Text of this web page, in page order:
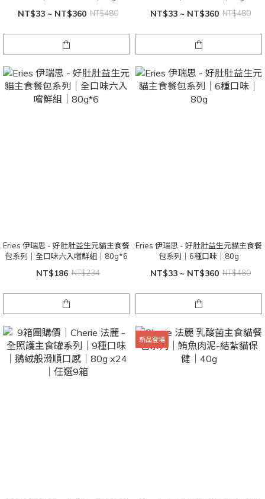
NT$33 ~ NT$360 NT$480 NT$33 ~ NT$360 NT$480
Eries 伊瑞思 - 好肚肚益生元貓主食餐
包系列｜全口味六入嚐鮮組｜80g*6
NT$186 NT$234
Eries 伊瑞思 - 好肚肚益生元貓主食餐
包系列｜6種口味｜80g
NT$33 ~ NT$360 NT$480
新品登場